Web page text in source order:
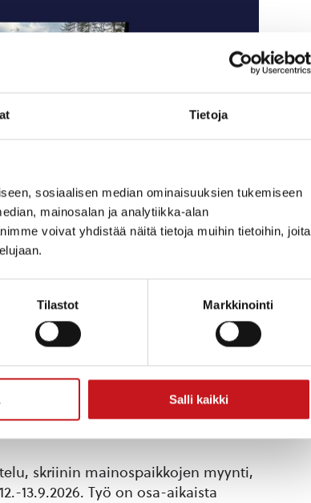
Tietoja
sosiaalisen median ominaisuuksien tukemiseen
mainosalan ja analytiikka-alan
voivat yhdistää näitä tietoja muihin tietoihin, joita
Tilastot Markkinointi
Salli kaikki
skriinin mainospaikkojen myynti,
13.9.2026. Työ on osa-aikaista